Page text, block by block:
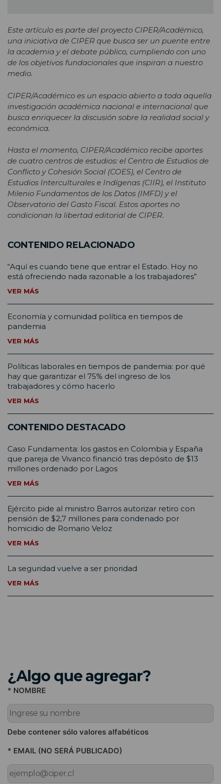
Este artículo es parte del proyecto CIPER/Académico,
una iniciativa de CIPER que busca ser un puente entre
la academia y el debate público, cumpliendo con uno
de los objetivos fundacionales que inspiran a nuestro
medio.
CIPER/Académico es un espacio abierto a toda aquella
investigación académica nacional e internacional que
busca enriquecer la discusión sobre la realidad social y
económica.
Hasta el momento, CIPER/Académico recibe aportes
de cuatro centros de estudios: el Centro de Estudios de
Conflicto y Cohesión Social (COES), el Centro de
Estudios Interculturales e Indígenas (CIIR), el Instituto
Milenio Fundamentos de los Datos (IMFD) y el
Observatorio del Gasto Fiscal. Estos aportes no
condicionan la libertad editorial de CIPER.
CONTENIDO RELACIONADO
“Aquí es cuando tiene que entrar el Estado. Hoy no
está ofreciendo nada razonable a los trabajadores”
VER MÁS
Economía y comunidad política en tiempos de
pandemia
VER MÁS
Políticas laborales en tiempos de pandemia: por qué
hay que garantizar el 75% del ingreso de los
trabajadores y cómo hacerlo
VER MÁS
CONTENIDO DESTACADO
Caso Fundamenta: los gastos en Colombia y España
que pareja de Vivanco financió tras depósito de $13
millones ordenado por Lagos
VER MÁS
Ejército pide al ministro Barros autorizar retiro con
pensión de $2,7 millones para condenado por
homicidio de Romario Veloz
VER MÁS
La seguridad vuelve a ser prioridad
VER MÁS
¿Algo que agregar?
* NOMBRE
Debe contener sólo valores alfabéticos
* EMAIL (NO SERÁ PUBLICADO)